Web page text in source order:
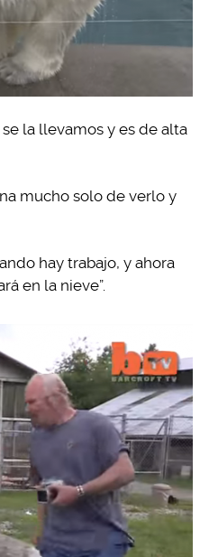
la llevamos y es de alta
mucho solo de verlo y
hay trabajo, y ahora
en la nieve”.